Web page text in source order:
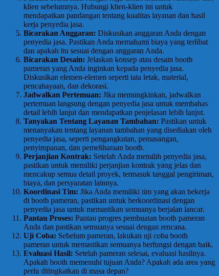
klien sebelumnya. Hubungi klien-klien ini untuk
mendapatkan pandangan tentang kualitas layanan dan hasil
kerja penyedia jasa.
Bicarakan Anggaran: Diskusikan anggaran Anda dengan
penyedia jasa. Pastikan Anda memahami biaya yang terlibat
dan apakah itu sesuai dengan anggaran Anda.
Bicarakan Desain: Jelaskan konsep atau desain booth
pameran yang Anda inginkan kepada penyedia jasa.
Diskusikan elemen-elemen seperti tata letak, material,
pencahayaan, dan dekorasi.
Jadwalkan Pertemuan: Jika memungkinkan, jadwalkan
pertemuan langsung dengan penyedia jasa untuk membahas
detail lebih lanjut dan mendapatkan penjelasan lebih lanjut.
Tanyakan Tentang Layanan Tambahan: Pastikan untuk
menanyakan tentang layanan tambahan yang disediakan oleh
penyedia jasa, seperti pengangkutan, pemasangan,
penyimpanan, dan pemeliharaan booth.
Perjanjian Kontrak: Setelah Anda memilih penyedia jasa,
pastikan untuk memiliki perjanjian kontrak yang jelas dan
mencakup semua detail proyek, termasuk tanggal pengiriman,
biaya, dan persyaratan lainnya.
Koordinasi Tim: Jika Anda memiliki tim yang akan bekerja
di booth pameran, pastikan untuk berkoordinasi dengan
penyedia jasa untuk memastikan semuanya berjalan lancar.
Pantau Proses: Pantau progres pembuatan booth pameran
Anda dan pastikan semuanya sesuai dengan rencana.
Uji Coba: Sebelum pameran, lakukan uji coba booth
pameran untuk memastikan semuanya berfungsi dengan baik.
Evaluasi Hasil: Setelah pameran selesai, evaluasi hasilnya.
Apakah booth memenuhi tujuan Anda? Apakah ada area yang
perlu ditingkatkan di masa depan?